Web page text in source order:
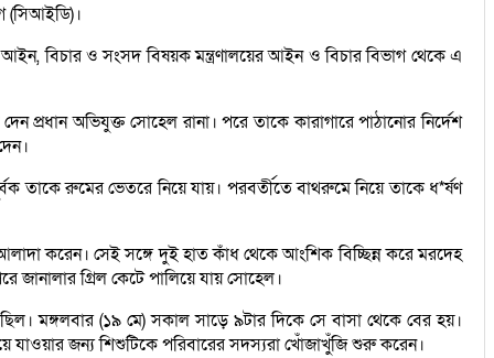
(সিআইডি)।
বিচার ও সংসদ বিষয়ক মন্ত্রণালয়ের আইন ও বিচার বিভাগ থেকে এ
প্রধান অভিযুক্ত সোহেল রানা। পরে তাকে কারাগারে পাঠানোর নির্দেশ
তাকে রুমের ভেতরে নিয়ে যায়। পরবর্তীতে বাথরুমে নিয়ে তাকে ধ*র্ষণ
করেন। সেই সঙ্গে দুই হাত কাঁধ থেকে আংশিক বিচ্ছিন্ন করে মরদেহ
গ্রিল কেটে পালিয়ে যায় সোহেল।
মঙ্গলবার (১৯ মে) সকাল সাড়ে ৯টার দিকে সে বাসা থেকে বের হয়।
যাওয়ার জন্য শিশুটিকে পরিবারের সদস্যরা খোঁজাখুঁজি শুরু করেন।